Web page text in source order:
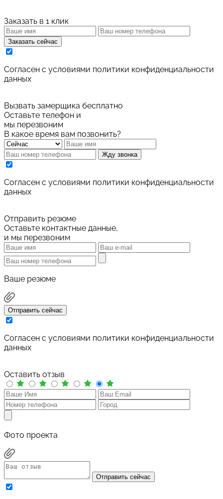
Заказать в 1 клик
Заказать сейчас
Cогласен с условиями политики конфиденциальности
данных
Вызвать замерщика бесплатно
Оставьте телефон и
мы перезвоним
В какое время вам позвонить?
Жду звонка
Cогласен с условиями политики конфиденциальности
данных
Отправить резюме
Оставьте контактные данные,
и мы перезвоним
Ваше резюме
Отправить сейчас
Cогласен с условиями политики конфиденциальности
данных
Оставить отзыв
Фото проекта
Отправить сейчас